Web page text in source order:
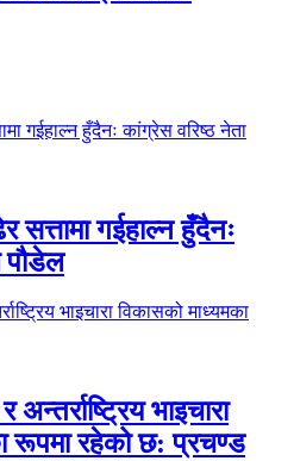
गईहाल्न हुँदैनः
पौडेल
भाइचारा
रूपमा रहेको छ: प्रचण्ड